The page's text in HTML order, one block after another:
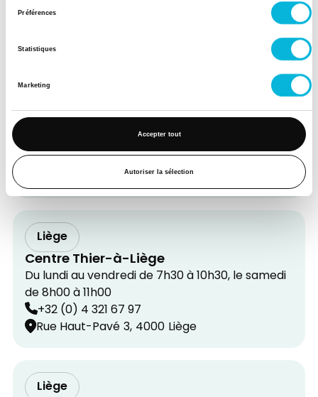
Préférences
Statistiques
Marketing
Accepter tout
Autoriser la sélection
de 8h à 11h
Rue Sainte Walburge, 368
Centre Saint-Léonard
Du lundi au samedi de 7h30 à 10h30
+32 (0) 4 321 67 97
Rue des Franchimontois, 4B4000
Liège
Centre Thier-à-Liège
Du lundi au vendredi de 7h30 à 10h30, le samedi
de 8h00 à 11h00
+32 (0) 4 321 67 97
Rue Haut-Pavé 3, 4000 Liège
Liège